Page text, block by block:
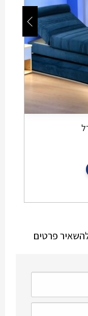
פרטים